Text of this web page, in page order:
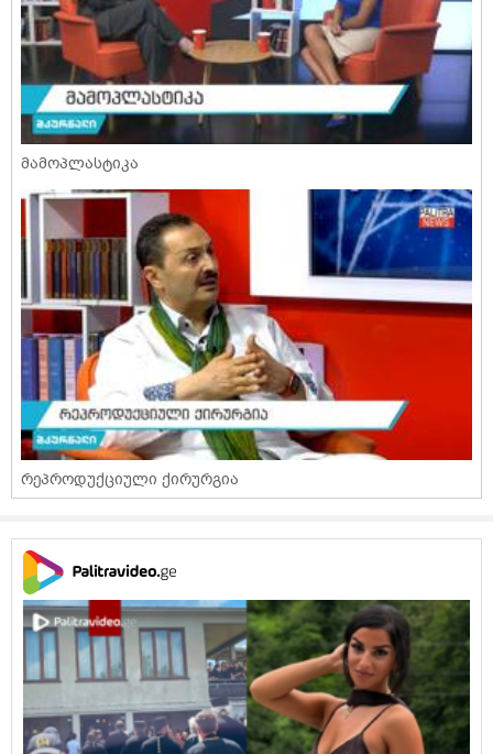
მამოპლასტიკა
რეპროდუქციული ქირურგია